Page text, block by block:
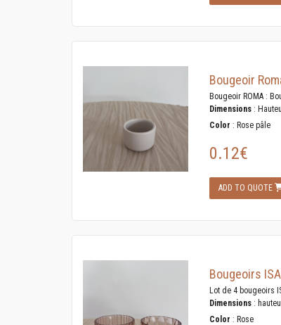
Bougeoir
Bougeoir ROMA :
Dimensions :
Color : Rose pâle
0.12€
ADD TO QUOTE
Bougeoirs ISA
Lot de 4 bougeoirs
Dimensions :
Color : Rose